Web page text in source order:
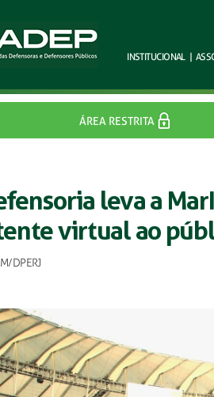
INSTITUCIONAL |
ÁREA RESTRITA
leva a
virtual ao
DPERJ